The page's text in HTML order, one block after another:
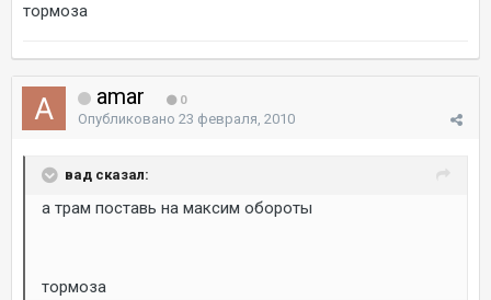
тормоза
amar 0
Опубликовано 23 февраля, 2010
вад сказал:
а трам поставь на максим обороты
тормоза